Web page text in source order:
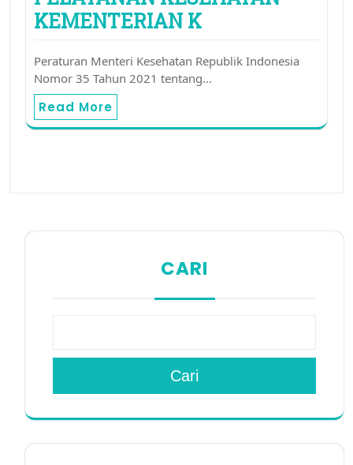
KEMENTERIAN K
Peraturan Menteri Kesehatan Republik Indonesia
Nomor 35 Tahun 2021 tentang…
Read More
CARI
Cari